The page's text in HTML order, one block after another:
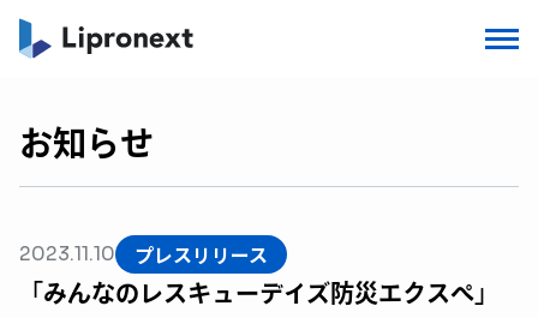
お知らせ
2023.11.10 プレスリリース
「みんなのレスキューデイズ防災エクスぺ」